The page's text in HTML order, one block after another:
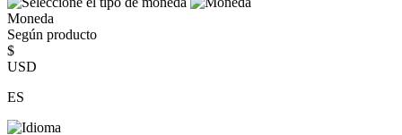
Moneda
Según producto
$
USD
ES